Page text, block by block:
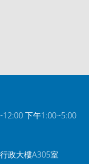
下午1:00~5:00
政大樓A305室